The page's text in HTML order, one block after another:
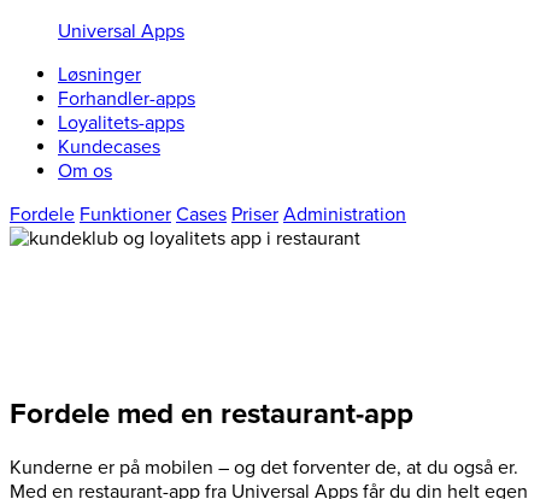
Universal Apps
Løsninger
Forhandler-apps
Loyalitets-apps
Kundecases
Om os
Fordele Funktioner Cases Priser Administration
Fordele med en restaurant-app
Kunderne er på mobilen – og det forventer de, at du også er.
Med en restaurant-app fra Universal Apps får du din helt egen